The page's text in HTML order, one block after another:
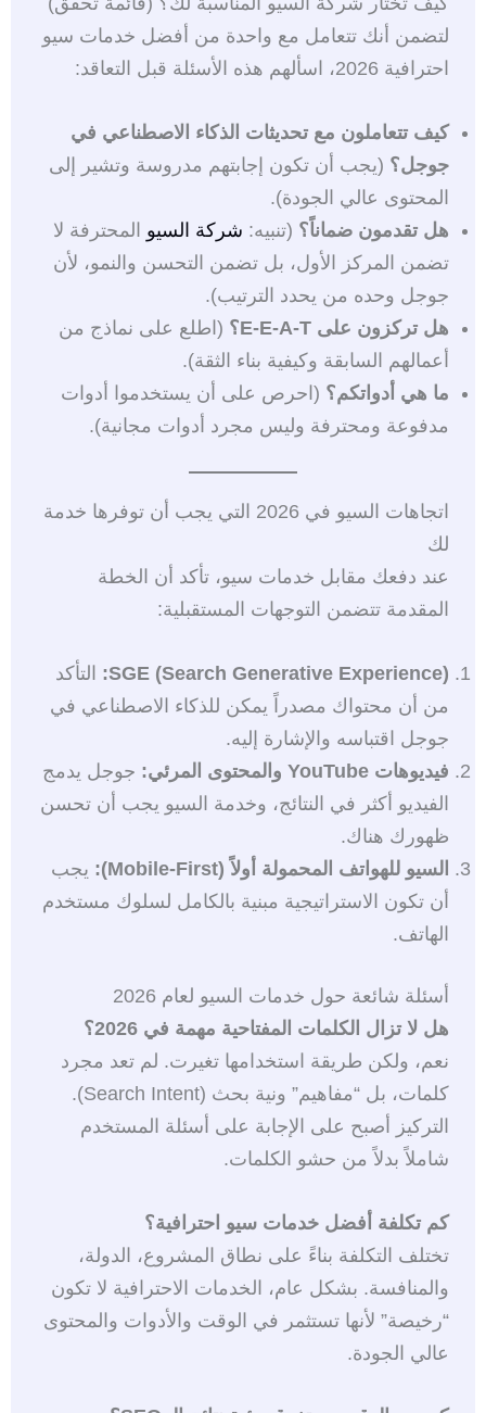
لتضمن أنك تتعامل مع واحدة من أفضل خدمات سيو
احترافية 2026، اسألهم هذه الأسئلة قبل التعاقد:
كيف تتعاملون مع تحديثات الذكاء الاصطناعي في
جوجل؟ (يجب أن تكون إجابتهم مدروسة وتشير إلى
المحتوى عالي الجودة).
هل تقدمون ضماناً؟ (تنبيه: شركة السيو المحترفة لا
تضمن المركز الأول، بل تضمن التحسن والنمو، لأن
جوجل وحده من يحدد الترتيب).
هل تركزون على E-E-A-T؟
(اطلع على نماذج من
أعمالهم السابقة وكيفية بناء الثقة).
ما هي أدواتكم؟ (احرص على أن يستخدموا أدوات
مدفوعة ومحترفة وليس مجرد أدوات مجانية).
اتجاهات السيو في 2026 التي يجب أن توفرها خدمة
لك
عند دفعك مقابل خدمات سيو، تأكد أن الخطة
المقدمة تتضمن التوجهات المستقبلية:
SGE (Search Generative Experience):
التأكد
من أن محتواك مصدراً يمكن للذكاء الاصطناعي في
جوجل اقتباسه والإشارة إليه.
فيديوهات YouTube والمحتوى المرئي:
جوجل يدمج
الفيديو أكثر في النتائج، وخدمة السيو يجب أن تحسن
ظهورك هناك.
السيو للهواتف المحمولة أولاً (Mobile-First):
يجب
أن تكون الاستراتيجية مبنية بالكامل لسلوك مستخدم
الهاتف.
أسئلة شائعة حول خدمات السيو لعام 2026
هل لا تزال الكلمات المفتاحية مهمة في 2026؟
نعم، ولكن طريقة استخدامها تغيرت. لم تعد مجرد
كلمات، بل “مفاهيم” ونية بحث (Search Intent).
التركيز أصبح على الإجابة على أسئلة المستخدم
شاملاً بدلاً من حشو الكلمات.
كم تكلفة أفضل خدمات سيو احترافية؟
تختلف التكلفة بناءً على نطاق المشروع، الدولة،
والمنافسة. بشكل عام، الخدمات الاحترافية لا تكون
“رخيصة” لأنها تستثمر في الوقت والأدوات والمحتوى
عالي الجودة.